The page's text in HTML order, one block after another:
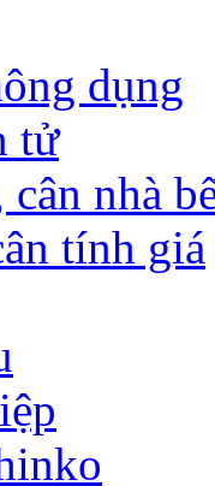
dụng
tử
cân nhà
tính giá